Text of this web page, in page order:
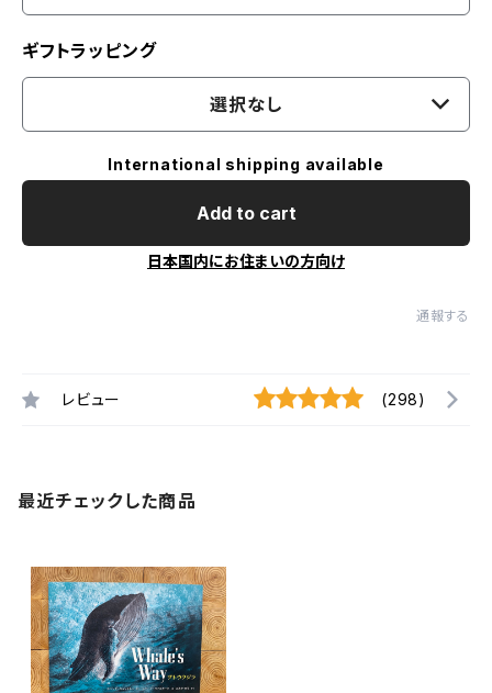
ギフトラッピング
選択なし
International shipping available
Add to cart
日本国内にお住まいの方向け
通報する
レビュー (298)
最近チェックした商品